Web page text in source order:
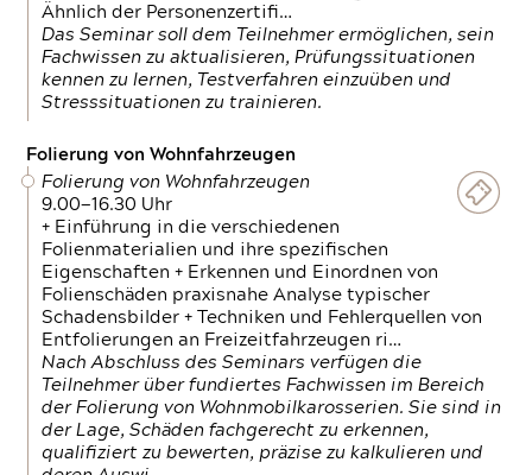
Ähnlich der Personenzertifi…
Das Seminar soll dem Teilnehmer ermöglichen, sein
Fachwissen zu aktualisieren, Prüfungssituationen
kennen zu lernen, Testverfahren einzuüben und
Stresssituationen zu trainieren.
Folierung von Wohnfahrzeugen
Folierung von Wohnfahrzeugen
9.00—16.30 Uhr
+ Einführung in die verschiedenen
Folienmaterialien und ihre spezifischen
Eigenschaften + Erkennen und Einordnen von
Folienschäden praxisnahe Analyse typischer
Schadensbilder + Techniken und Fehlerquellen von
Entfolierungen an Freizeitfahrzeugen ri…
Nach Abschluss des Seminars verfügen die
Teilnehmer über fundiertes Fachwissen im Bereich
der Folierung von Wohnmobilkarosserien. Sie sind in
der Lage, Schäden fachgerecht zu erkennen,
qualifiziert zu bewerten, präzise zu kalkulieren und